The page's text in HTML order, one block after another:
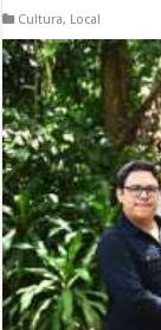
Cultura, Local